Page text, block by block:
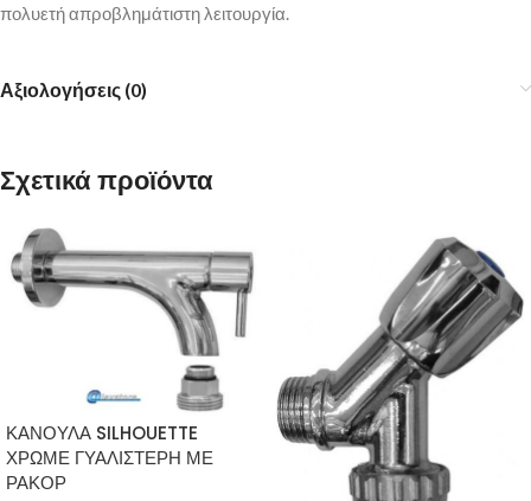
πολυετή απροβλημάτιστη λειτουργία.
Αξιολογήσεις (0)
Σχετικά προϊόντα
ΚΑΝΟΥΛΑ SILHOUETTE
ΧΡΩΜΕ ΓΥΑΛΙΣΤΕΡΗ ΜΕ
ΡΑΚΟΡ